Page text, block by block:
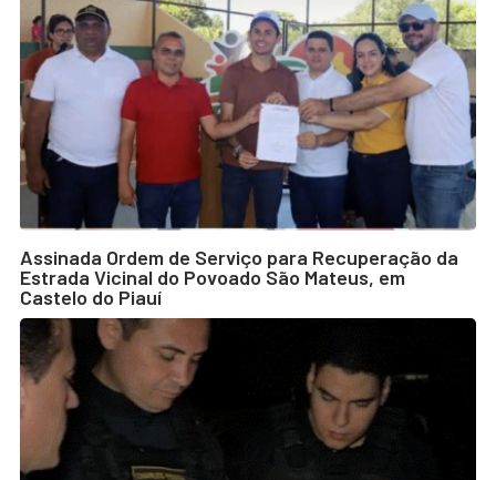
Assinada Ordem de Serviço para Recuperação da
Estrada Vicinal do Povoado São Mateus, em
Castelo do Piauí